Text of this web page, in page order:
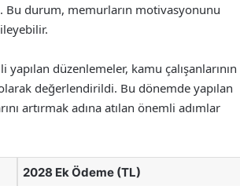
Bu durum, memurların motivasyonunu
düzenlemeler, kamu çalışanlarının
değerlendirildi. Bu dönemde yapılan
artırmak adına atılan önemli adımlar
2028 Ek Ödeme (TL)